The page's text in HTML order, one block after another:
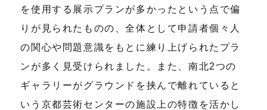
を使用する展示プランが多かったという点で偏
りが見られたものの、全体として申請者個々人
の関心や問題意識をもとに練り上げられたプラ
ンが多く見受けられました。また、南北2つの
ギャラリーがグラウンドを挟んで離れていると
いう京都芸術センターの施設上の特徴を活かし